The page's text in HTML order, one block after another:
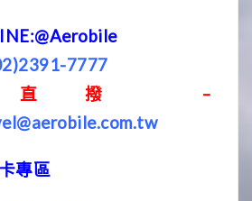
7777
直撥 –
專區